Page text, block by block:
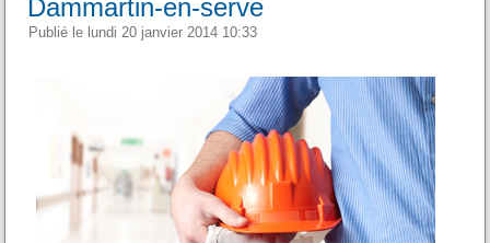
Dammartin-en-serve
Publié le lundi 20 janvier 2014 10:33